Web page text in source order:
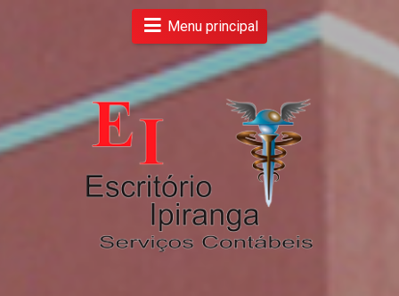
Menu principal